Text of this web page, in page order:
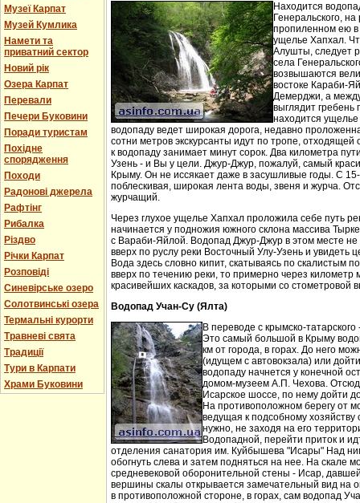
Музеї Карпат
Музей Кумлика
Намети та
приватний сектор
Новий рік
Озера Карпат
Перевали
Печери Буковини
Поради туристам
Похідне
спорядження
Походи
Радонові джерела
Рафтінг
Рибалка
Різдво
Річки Карпат
Розповіді
Синевірське озеро
Солотвинські озера
Термальні курорти
Травневі свята
Традиції
Тури в Карпати
Храми Буковини
Находится
Генеральского,
пропиленном ею в
ущелье Хапхал.
Алушты, следует
села
возвышаются
востоке Караби-
Демерджи, а
выглядит гребень
находится
водопаду ведет широкая дорога, недавно
сотни метров экскурсанты идут по тропе, отходящей
к водопаду занимает минут сорок. Два километра
Узень - и Вы у цели. Джур-Джур, пожалуй, самый
Крыму. Он не иссякает даже в засушливые годы. С
поблескивая, широкая лента воды, звеня и журча.
журчащий.
Через глухое ущелье Хапхал проложила себе путь
начинается у подножия южного склона массива
с Вараби-Яйлой. Водопад Джур-Джур в этом месте
вверх по руслу реки Восточный Улу-Узень и увидеть
Вода здесь словно кипит, скатываясь по скалистым
вверх по течению реки, то примерно через километр
красивейших каскадов, за которыми со стометровой
Водопад Учан-Су (Ялта)
В переводе с крымско-
Это самый большой в Крыму
км от города, в горах. До него
(идущем с автовокзала) или
водопаду начнется у конечной
домом-музеем А.П. Чехова.
Исарское шоссе, по нему дойти
На противоположном берегу от
ведущая к подсобному
нужно, не заходя на его
Водопадной, перейти приток и
отделения санатория им. Куйбышева "Исары" Над
обогнуть слева и затем подняться на нее. На скале
средневековой оборонительной стены - Исар,
вершины скалы открывается замечательный вид на
в противоположной стороне, в горах, сам водопад